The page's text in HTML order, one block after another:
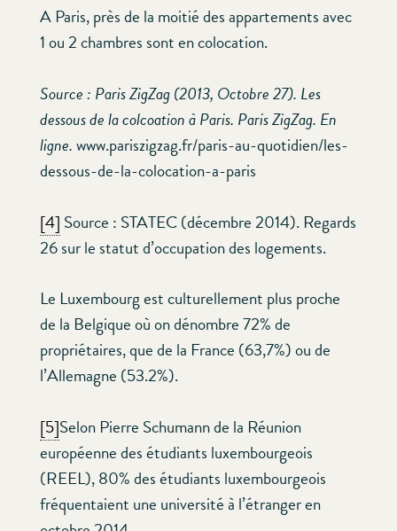
A Paris, près de la moitié des appartements avec
1 ou 2 chambres sont en colocation.
Source : Paris ZigZag (2013, Octobre 27). Les
dessous de la colcoation à Paris. Paris ZigZag. En
ligne.www.pariszigzag.fr/paris-au-quotidien/les-
dessous-de-la-colocation-a-paris
[4] Source : STATEC (décembre 2014). Regards
26 sur le statut d’occupation des logements.
Le Luxembourg est culturellement plus proche
de la Belgique où on dénombre 72% de
propriétaires, que de la France (63,7%) ou de
l’Allemagne (53.2%).
[5]Selon Pierre Schumann de la Réunion
européenne des étudiants luxembourgeois
(REEL), 80% des étudiants luxembourgeois
fréquentaient une université à l’étranger en